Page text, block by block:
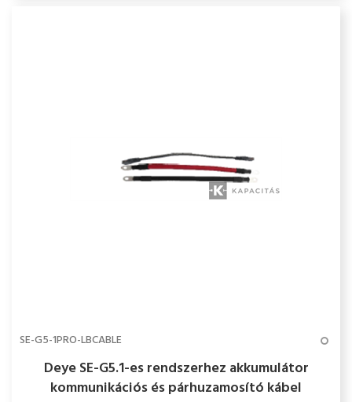
SE-G5-1PRO-LBCABLE
Deye SE-G5.1-es rendszerhez akkumulátor
kommunikációs és párhuzamosító kábel